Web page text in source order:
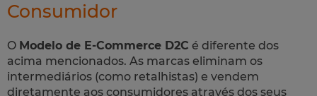
Consumidor
O Modelo de E-Commerce D2C é diferente dos
acima mencionados. As marcas eliminam os
intermediários (como retalhistas) e vendem
diretamente aos consumidores através dos seus